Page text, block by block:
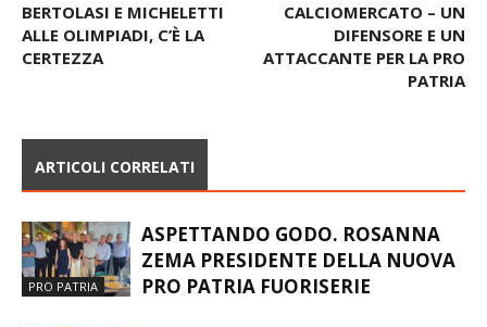
BERTOLASI E MICHELETTI
ALLE OLIMPIADI, C’È LA
CERTEZZA
CALCIOMERCATO – UN
DIFENSORE E UN
ATTACCANTE PER LA PRO
PATRIA
ARTICOLI CORRELATI
PRO PATRIA
ASPETTANDO GODO. ROSANNA
ZEMA PRESIDENTE DELLA NUOVA
PRO PATRIA FUORISERIE